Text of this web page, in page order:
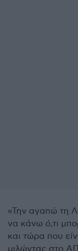
«Την αγαπώ τη
να κάνω ό,τι
και τώρα που
μιλώντας στο